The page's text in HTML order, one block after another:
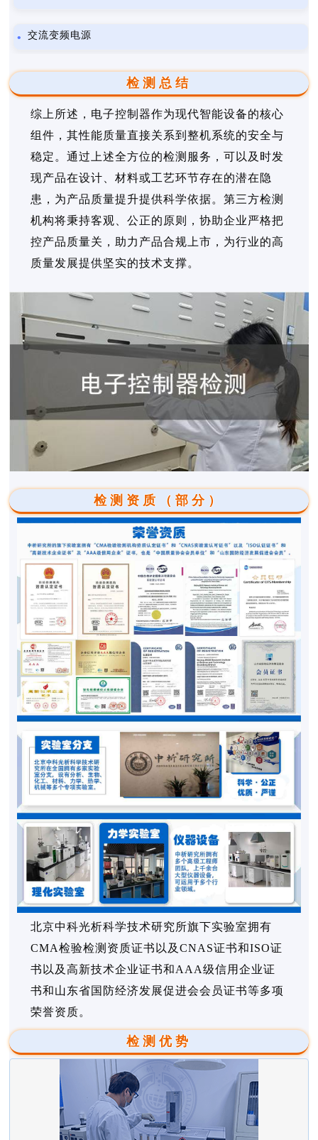
交流变频电源
检测总结
综上所述，电子控制器作为现代智能设备的核心
组件，其性能质量直接关系到整机系统的安全与
稳定。通过上述全方位的检测服务，可以及时发
现产品在设计、材料或工艺环节存在的潜在隐
患，为产品质量提升提供科学依据。第三方检测
机构将秉持客观、公正的原则，协助企业严格把
控产品质量关，助力产品合规上市，为行业的高
质量发展提供坚实的技术支撑。
检测资质（部分）
北京中科光析科学技术研究所旗下实验室拥有
CMA检验检测资质证书以及CNAS证书和ISO证
书以及高新技术企业证书和AAA级信用企业证
书和山东省国防经济发展促进会会员证书等多项
荣誉资质。
检测优势